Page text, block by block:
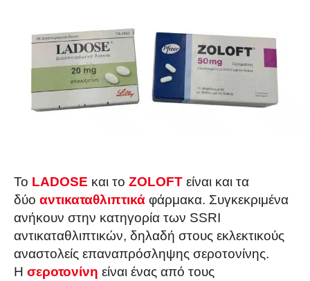
Το LADOSE και το ZOLOFT είναι και τα
δύο αντικαταθλιπτικά φάρμακα. Συγκεκριμένα
ανήκουν στην κατηγορία των SSRI
αντικαταθλιπτικών, δηλαδή στους εκλεκτικούς
αναστολείς επαναπρόσληψης σεροτονίνης.
Η σεροτονίνη είναι ένας από τους